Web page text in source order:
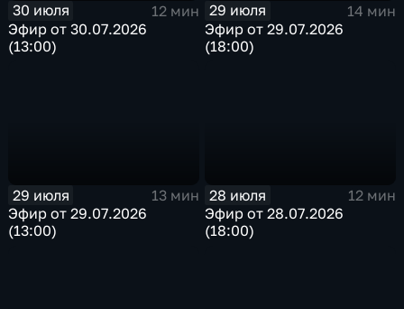
30 июля
12 мин
Эфир от 30.07.2026
(13:00)
29 июля
14 мин
Эфир от 29.07.2026
(18:00)
29 июля
13 мин
Эфир от 29.07.2026
(13:00)
28 июля
12 мин
Эфир от 28.07.2026
(18:00)